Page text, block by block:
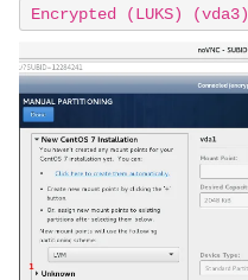
Encrypted (LUKS) (vda3)